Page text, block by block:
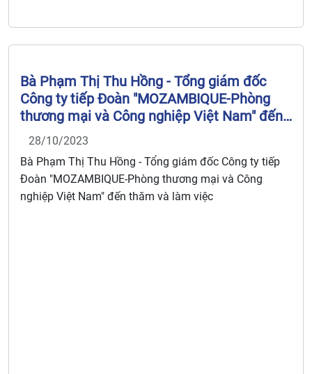
Bà Phạm Thị Thu Hồng - Tổng giám đốc
Công ty tiếp Đoàn "MOZAMBIQUE-Phòng
thương mại và Công nghiệp Việt Nam" đến
thăm và làm việc
28/10/2023
Bà Phạm Thị Thu Hồng - Tổng giám đốc Công ty tiếp
Đoàn "MOZAMBIQUE-Phòng thương mại và Công
nghiệp Việt Nam" đến thăm và làm việc